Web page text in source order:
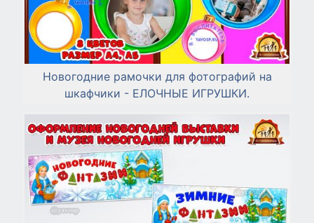
Новогодние рамочки для фотографий на
шкафчики - ЕЛОЧНЫЕ ИГРУШКИ.